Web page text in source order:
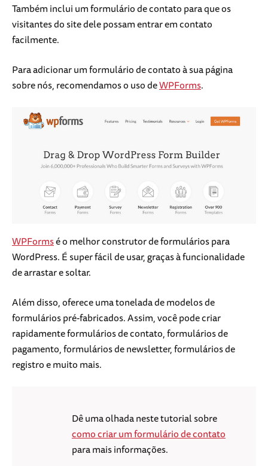
Também inclui um formulário de contato para que os
visitantes do site dele possam entrar em contato
facilmente.
Para adicionar um formulário de contato à sua página
sobre nós, recomendamos o uso deWPForms.
WPFormsé o melhor construtor de formulários para
WordPress. É super fácil de usar, graças à funcionalidade
de arrastar e soltar.
Além disso, oferece uma tonelada de modelos de
formulários pré-fabricados. Assim, você pode criar
rapidamente formulários de contato, formulários de
pagamento, formulários de newsletter, formulários de
registro e muito mais.
Dê uma olhada neste tutorial sobre
como criar um formulário de contato
para mais informações.